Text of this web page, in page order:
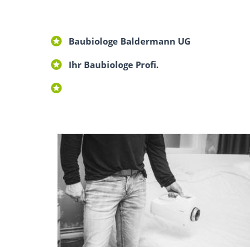
Baubiologe Baldermann UG
Ihr Baubiologe Profi.